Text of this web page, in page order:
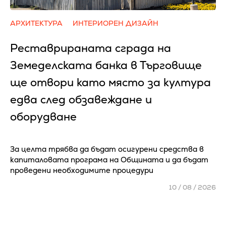
АРХИТЕКТУРА ИНТЕРИОРЕН ДИЗАЙН
Реставрираната сграда на
Земеделската банка в Търговище
ще отвори като място за култура
едва след обзавеждане и
оборудване
За целта трябва да бъдат осигурени средства в
капиталовата програма на Общината и да бъдат
проведени необходимите процедури
10 / 08 / 2026